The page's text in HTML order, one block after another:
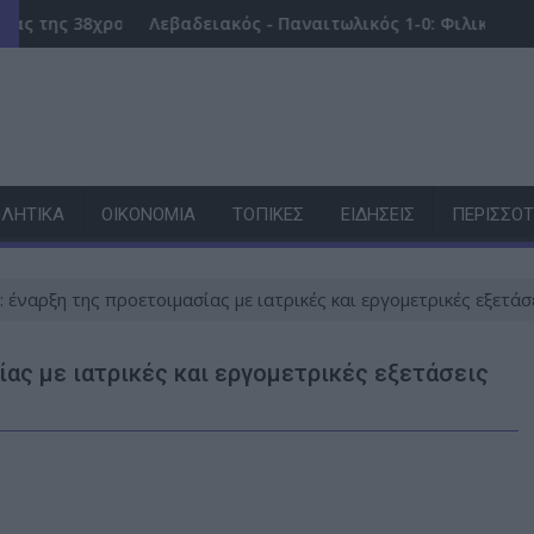
φώναζαν για βοήθεια
Λίζα που βρέθηκε νεκρή – «Αφιέρωσε τη ζωή της στο να
Λεβαδειακός - Παναιτωλικός 1-0: Φιλική νίκη των Βοιωτών
ΟΙΚΟΝΟΜΊΑ ΤΟΠΙΚΈΣ ΕΙΔΉΣΕΙΣ
της προετοιμασίας με ιατρικές και εργομετρικές
με ιατρικές και εργομετρικές εξετάσεις